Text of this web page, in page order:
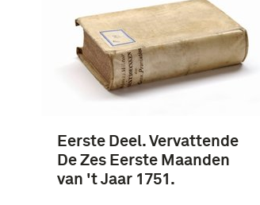
Eerste Deel. Vervattende
De Zes Eerste Maanden
van 't Jaar 1751.